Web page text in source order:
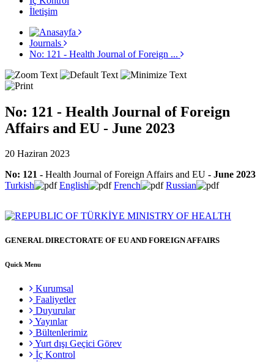
İletişim
Journals
No: 121 - Health Journal of Foreign ...
No: 121 - Health Journal of Foreign
Affairs and EU - June 2023
20 Haziran 2023
No: 121 - Health Journal of Foreign Affairs and EU - June 2023
Turkish
English French Russian
GENERAL DIRECTORATE OF EU AND FOREIGN AFFAIRS
Quick Menu
Kurumsal
Faaliyetler
Duyurular
Yayınlar
Bültenlerimiz
Yurt dışı Geçici Görev
İç Kontrol